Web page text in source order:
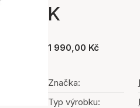
K
1 990,00 Kč
Značka:
Typ výrobku: